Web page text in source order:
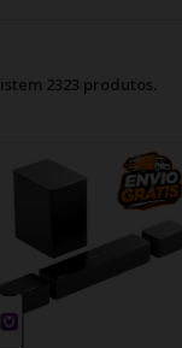
2323 produtos.